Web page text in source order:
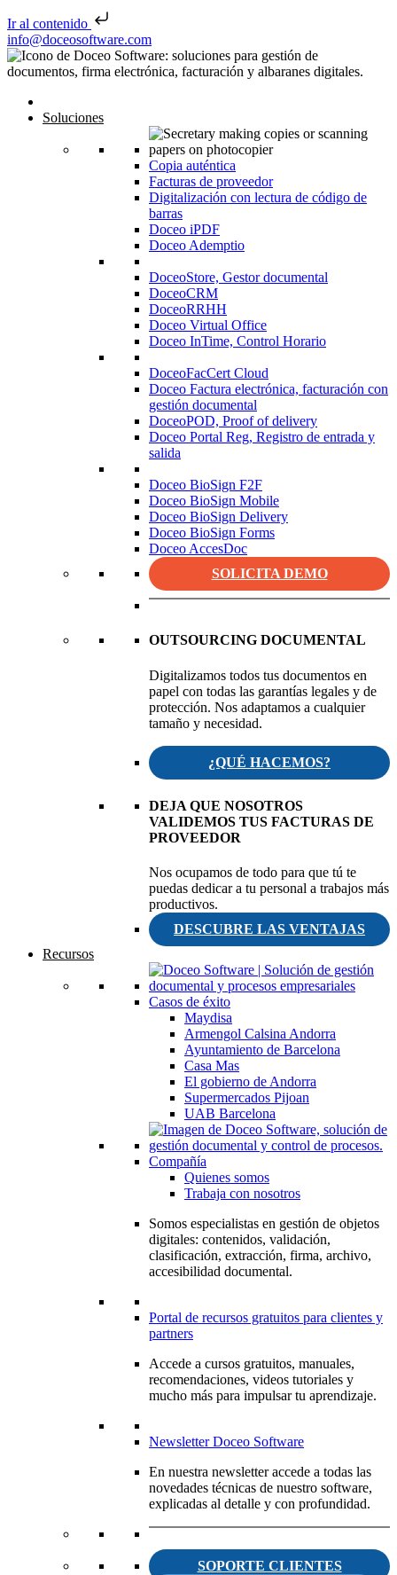
Ir al contenido
Saltar al contenido
info@doceosoftware.com
Navegación de entradas
Soluciones
Copia auténtica
Facturas de proveedor
Digitalización con lectura de código de
barras
Doceo iPDF
Doceo Ademptio
DoceoStore, Gestor documental
DoceoCRM
DoceoRRHH
Doceo Virtual Office
Doceo InTime, Control Horario
DoceoFacCert Cloud
Doceo Factura electrónica, facturación con
gestión documental
DoceoPOD, Proof of delivery
Doceo Portal Reg, Registro de entrada y
salida
Doceo BioSign F2F
Doceo BioSign Mobile
Doceo BioSign Delivery
Doceo BioSign Forms
Doceo AccesDoc
SOLICITA DEMO
OUTSOURCING DOCUMENTAL
Digitalizamos todos tus documentos en
papel con todas las garantías legales y de
protección. Nos adaptamos a cualquier
tamaño y necesidad.
¿QUÉ HACEMOS?
DEJA QUE NOSOTROS
VALIDEMOS TUS FACTURAS DE
PROVEEDOR
Nos ocupamos de todo para que tú te
puedas dedicar a tu personal a trabajos más
productivos.
DESCUBRE LAS VENTAJAS
Recursos
Casos de éxito
Maydisa
Armengol Calsina Andorra
Ayuntamiento de Barcelona
Casa Mas
El gobierno de Andorra
Supermercados Pijoan
UAB Barcelona
Compañía
Quienes somos
Trabaja con nosotros
Somos especialistas en gestión de objetos
digitales: contenidos, validación,
clasificación, extracción, firma, archivo,
accesibilidad documental.
Portal de recursos gratuitos para clientes y
partners
Accede a cursos gratuitos, manuales,
recomendaciones, videos tutoriales y
mucho más para impulsar tu aprendizaje.
Newsletter Doceo Software
En nuestra newsletter accede a todas las
novedades técnicas de nuestro software,
explicadas al detalle y con profundidad.
SOPORTE CLIENTES